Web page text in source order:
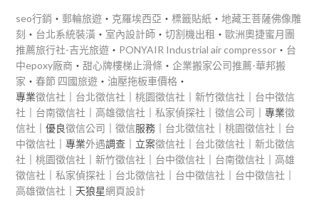
seo行銷 ‧郵輪旅遊 ‧ 克羅埃西亞 ‧標籤貼紙 ‧地藏王菩薩佛像雕
刻 ‧ 台北系統裝潢 ‧ 室內設計師 ‧切割機出租 ‧歐洲奧捷蜜月團
推薦旅行社-吉光旅遊 ‧ PONYAIR Industrial air compressor ‧ 台
中epoxy廠商 ‧甜心牌樓梯止滑條 ‧企業搬家公司推薦-華邦搬
家 ‧春節 四國旅遊 ‧ 油壓拖板車價格 ‧
專業徵信社 台北徵信社 ｜桃園徵信社 ｜新竹徵信社
台中徵信
社
台南徵信社 高雄徵信社 ｜私家偵探社 ｜徵信公司 ｜專業徵
信社 ｜優良徵信公司 ｜徵信服務｜ 台北徵信社 ｜桃園徵信社
台
中徵信社 ｜專業外遇調查｜立案徵信社 台北徵信社 ｜新北徵信
社 ｜桃園徵信社 ｜新竹徵信社 台中徵信社 台南徵信社
高雄
徵信社 ｜私家偵探社 台北徵信社 台中徵信社 台中徵信社
高雄徵信社 ｜天狼星網頁設計